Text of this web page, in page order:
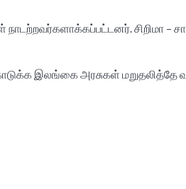
சிறிமா –
இலங்கை அரசுகள் மறுதலித்தே